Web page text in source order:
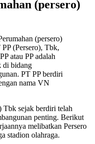
(persero)
Tbk sejak berdiri telah
penting. Berikut
melibatkan Persero
stadion olahraga.